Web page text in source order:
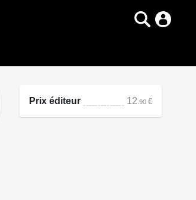
Prix éditeur 12 .90 €